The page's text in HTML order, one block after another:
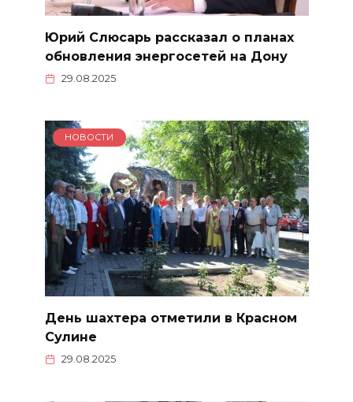
Юрий Слюсарь рассказал о планах
обновления энергосетей на Дону
29.08.2025
НОВОСТИ
День шахтера отметили в Красном
Сулине
29.08.2025